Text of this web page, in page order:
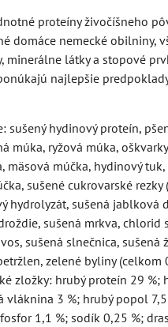
proteíny živočíšneho
domáce nemecké obilniny,
minerálne látky a stopové
najlepšie
sušený hydinový proteín,
múka, ryžová múka,
mäsová múčka, hydinový
sušené cukrovarské rezky
hydrolyzát, sušená jablková
sušená mrkva, chlorid
sušená slnečnica, sušená
zelené byliny (celkom
zložky: hrubý proteín 29 %;
vláknina 3 %; hrubý popol
1,1 %; sodík 0,25 %;